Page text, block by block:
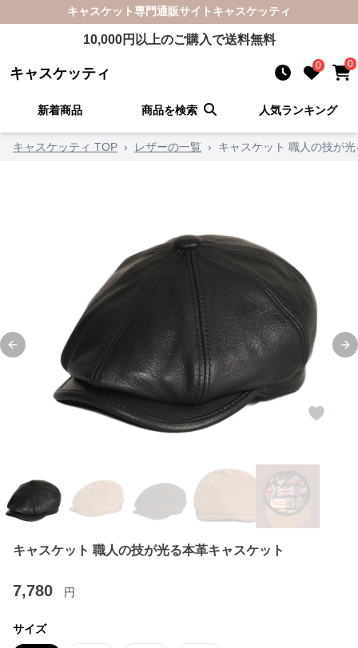
キャスケット専門通販サイト キャスケッティ
10,000円以上のご購入で送料無料
キャスケッティ 0 0
新着商品 商品を検索 人気ランキング
キャスケッティ TOP › レザーの一覧 › キャスケット 職人の技が
Previous slide
キャスケット 職人の技が光る本革キャスケット
7,780 円
サイズ